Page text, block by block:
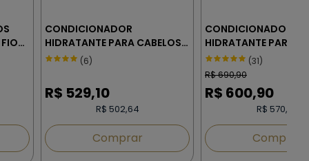
CONDICIONADOR
HIDRATANTE PARA CABELOS
FINOS - JOICO HYDRA
(6)
R$ 529,10
R$ 502,64
Comprar
CONDICIONADOR
HIDRATANTE PARA
RESSECADOS -
MOISTURE
(31)
R$690,90
R$ 600,90
R$ 570,86
Comprar